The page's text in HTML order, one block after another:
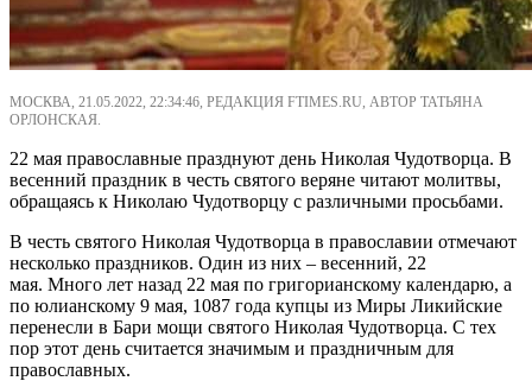
МОСКВА, 21.05.2022, 22:34:46, РЕДАКЦИЯ FTIMES.RU, АВТОР ТАТЬЯНА
ОРЛОНСКАЯ.
22 мая православные празднуют день Николая Чудотворца. В
весенний праздник в честь святого веряне читают молитвы,
обращаясь к Николаю Чудотворцу с различными просьбами.
В честь святого Николая Чудотворца в православии отмечают
несколько праздников. Один из них – весенний, 22
мая. Много лет назад 22 мая по григорианскому календарю, а
по юлианскому 9 мая, 1087 года купцы из Миры Ликийские
перенесли в Бари мощи святого Николая Чудотворца. С тех
пор этот день считается значимым и праздничным для
православных.